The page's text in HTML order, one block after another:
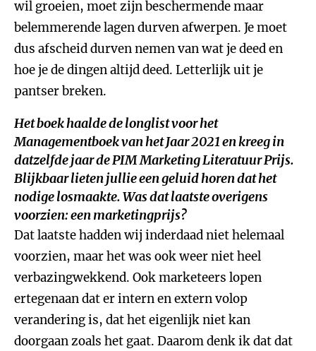
wil groeien, moet zijn beschermende maar
belemmerende lagen durven afwerpen. Je moet
dus afscheid durven nemen van wat je deed en
hoe je de dingen altijd deed. Letterlijk uit je
pantser breken.
Het boek haalde de longlist voor het
Managementboek van het Jaar 2021 en kreeg in
datzelfde jaar de PIM Marketing Literatuur Prijs.
Blijkbaar lieten jullie een geluid horen dat het
nodige losmaakte. Was dat laatste overigens
voorzien: een marketingprijs?
Dat laatste hadden wij inderdaad niet helemaal
voorzien, maar het was ook weer niet heel
verbazingwekkend. Ook marketeers lopen
ertegenaan dat er intern en extern volop
verandering is, dat het eigenlijk niet kan
doorgaan zoals het gaat. Daarom denk ik dat dat